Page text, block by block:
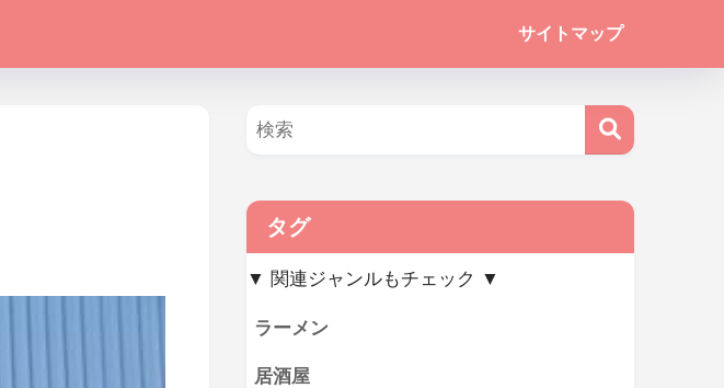
サイトマップ
タグ
▼ 関連ジャンルもチェック ▼
ラーメン
居酒屋